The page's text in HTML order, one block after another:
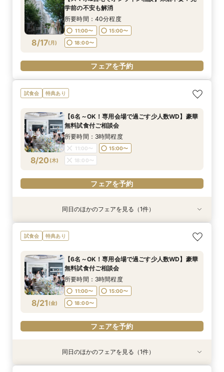
8/16(日)
8:45〜
9:00〜
14:00〜
15:00〜
18:00〜
8/16(日)
所要時間：3時間程度
14:00〜
15:00〜
18:00〜
フェアを予約
8/16(日)
11:00〜
15:00〜
18:00〜
フェアを予約
8/16(日)
9:30〜
12:00〜
14:00〜
15:00〜
18:00〜
8/17(月)
学前の不安も解消
所要時間：40分程度
11:00〜
15:00〜
18:00〜
フェアを予約
試食会 特典あり
8/20 (木)
【6名～OK！専用会場で過ごす少人数WD】豪華
無料試食付ご相談会
所要時間：3時間程度
11:00〜
15:00〜
18:00〜
フェアを予約
8/20(木)
【スマホ&自宅でオンライン相談】来店不要！見
学前の不安も解消
11:00〜
15:00〜
18:00〜
フェアを予約
同日のほかのフェアを見る（1件）
試食会 特典あり
8/21 (金)
【6名～OK！専用会場で過ごす少人数WD】豪華
無料試食付ご相談会
所要時間：3時間程度
11:00〜
15:00〜
18:00〜
フェアを予約
同日のほかのフェアを見る（1件）